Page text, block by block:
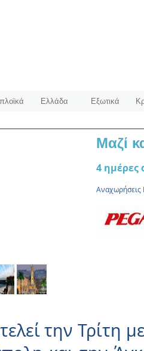
Ελλάδα Εξωτικά
Μαζί
4 ηµέρες
Αναχωρήσεις
την Τρίτη